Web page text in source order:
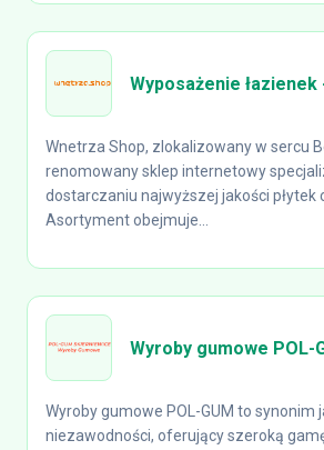
Wyposażenie
Wnetrza Shop, zlokalizowany w sercu
renomowany sklep internetowy
dostarczaniu najwyższej jakości płytek
Asortyment obejmuje...
Wyroby gumowe POL-
Wyroby gumowe POL-GUM to synonim
niezawodności, oferujący szeroką